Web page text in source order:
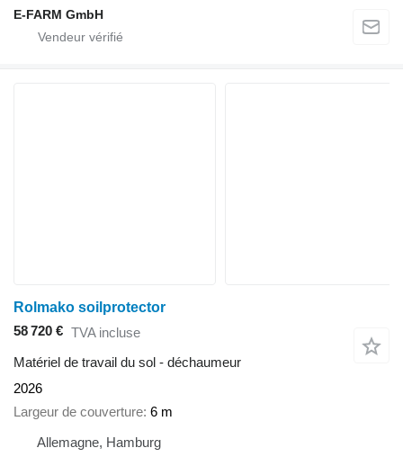
E-FARM GmbH
Rolmako soilprotector
58 720 € TVA incluse
Matériel de travail du sol - déchaumeur
2026
Largeur de couverture 6 m
Allemagne, Hamburg